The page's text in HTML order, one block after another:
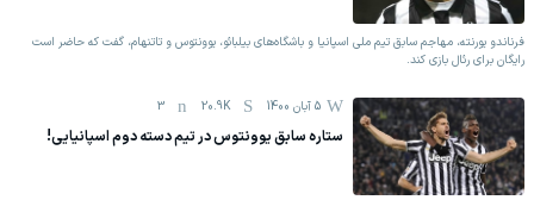
فرناندو یورنته، مهاجم سابق تیم ملی اسپانیا و باشگاه‌های بیلبائو، یوونتوس و تاتنهام، گفت که حاضر است
رایگان برای رئال بازی کند.
5 آبان 1400 20.9K
3
ستاره سابق یوونتوس در تیم دسته دوم اسپانیایی!